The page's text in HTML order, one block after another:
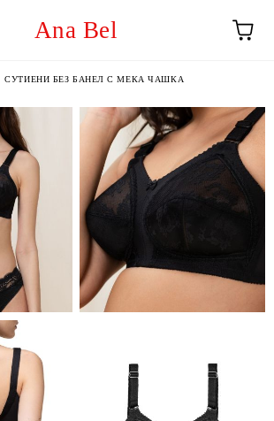
Ana Bel
СУТИЕНИ БЕЗ БАНЕЛ С МЕКА ЧАШКА